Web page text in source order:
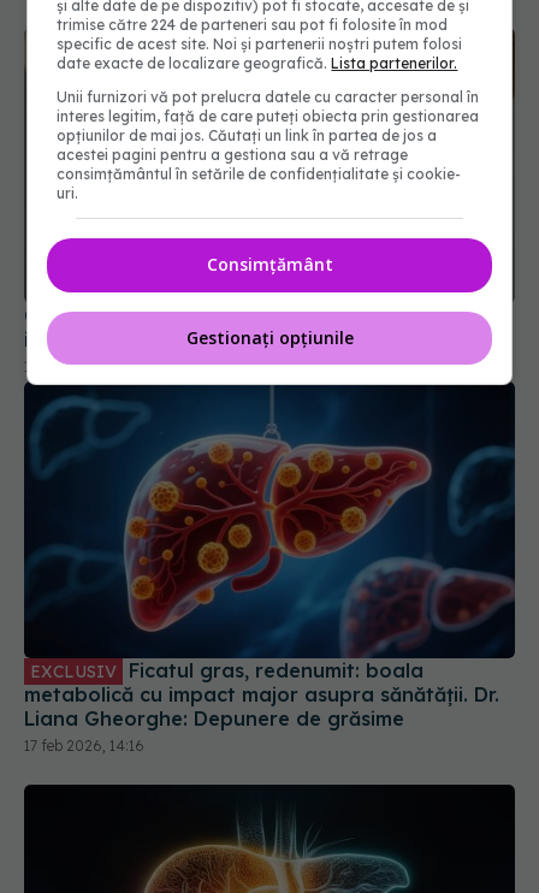
Ce trebuie să știi dacă ești balonat și ai gaze
intestinale
11 mar 2026, 16:56
metabolică cu impact major asupra sănătății. Dr.
Liana Gheorghe: Depunere de grăsime
17 feb 2026, 14:16
și alte date de pe dispozitiv) pot fi stocate, accesate de și
trimise către 224 de parteneri sau pot fi folosite în mod
specific de acest site. Noi și partenerii noștri putem folosi
date exacte de localizare geografică.Lista partenerilor.
Unii furnizori vă pot prelucra datele cu caracter personal în
interes legitim, față de care puteți obiecta prin gestionarea
opțiunilor de mai jos. Căutați un link în partea de jos a
acestei pagini pentru a gestiona sau a vă retrage
consimțământul în setările de confidențialitate și cookie-
uri.
Consimțământ
Gestionați opțiunile